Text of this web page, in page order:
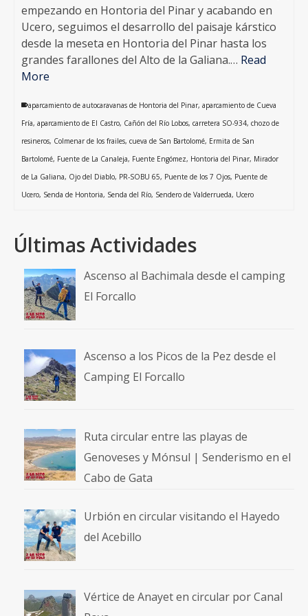
empezando en Hontoria del Pinar y acabando en
Ucero, seguimos el desarrollo del paisaje kárstico
desde la meseta en Hontoria del Pinar hasta los
grandes farallones del Alto de la Galiana.… Read
More
aparcamiento de autocaravanas de Hontoria del Pinar, aparcamiento de Cueva
Fría, aparcamiento de El Castro, Cañón del Río Lobos, carretera SO-934, chozo de
resineros, Colmenar de los frailes, cueva de San Bartolomé, Ermita de San
Bartolomé, Fuente de La Canaleja, Fuente Engómez, Hontoria del Pinar, Mirador
de La Galiana, Ojo del Diablo, PR-SOBU 65, Puente de los 7 Ojos, Puente de
Ucero, Senda de Hontoria, Senda del Río, Sendero de Valderrueda, Ucero
Últimas Actividades
Ascenso al Bachimala desde el camping
El Forcallo
Ascenso a los Picos de la Pez desde el
Camping El Forcallo
Ruta circular entre las playas de
Genoveses y Mónsul | Senderismo en el
Cabo de Gata
Urbión en circular visitando el Hayedo
del Acebillo
Vértice de Anayet en circular por Canal